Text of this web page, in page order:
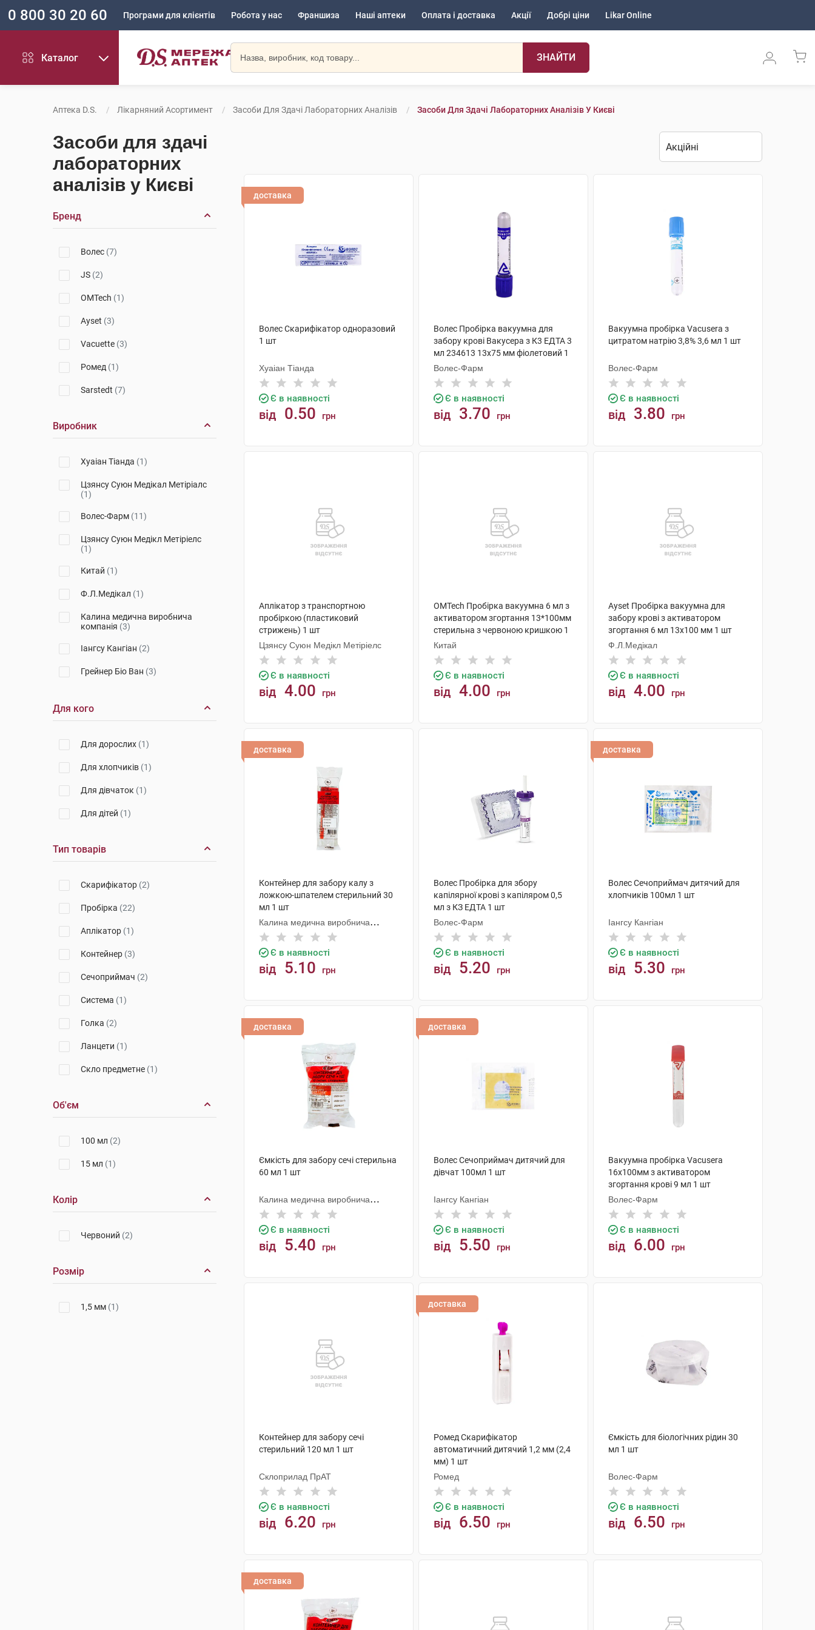
0 800 30 20 60 Програми для клієнтів Робота у нас Франшиза Наші аптеки Оплата і доставка Акції Добрі ціни Likar Online
Каталог ЗНАЙТИ
Аптека D.S. Лікарняний Асортимент Засоби Для Здачі Лабораторних Аналізів Засоби Для Здачі Лабораторних Аналізів У Києві
Засоби для здачі
лабораторних
аналізів у Києві
Бренд
Волес (7)
JS (2)
OMTech (1)
Ayset (3)
Vacuette (3)
Ромед (1)
Sarstedt (7)
Виробник
Хуаіан Тіанда (1)
Цзянсу Суюн Медікал Метіріалс
(1)
Волес-Фарм (11)
Цзянсу Суюн Медікл Метіріелс
(1)
Китай (1)
Ф.Л.Медікал (1)
Калина медична виробнича
компанія (3)
Іангсу Кангіан (2)
Грейнер Біо Ван (3)
Сарстедт (8)
Кабе(5)
ЕсСі-Сенгюс Каунтінг
JS Medical Mate
Для кого
Для дорослих (1)
Для хлопчиків (1)
Для дівчаток (1)
Для дітей (1)
Тип товарів
Скарифікатор (2)
Пробірка (22)
Аплікатор (1)
Контейнер (3)
Сечоприймач (2)
Система (1)
Голка (2)
Ланцети (1)
Скло предметне (1)
Об'єм
100 мл (2)
15 мл (1)
Колір
Червоний (2)
Розмір
1,5 мм (1)
доставка
Волес Скарифікатор одноразовий
1 шт
Хуаіан Тіанда
Є в наявності
від 0.50 грн
Волес Пробірка вакуумна для
забору крові Вакусера з К3 ЕДТА 3
мл 234613 13х75 мм фіолетовий 1
шт
Волес-Фарм
Є в наявності
від 3.70 грн
Вакуумна пробірка Vacusera з
цитратом натрію 3,8% 3,6 мл 1 шт
Волес-Фарм
Є в наявності
від 3.80 грн
Аплікатор з транспортною
пробіркою (пластиковий
стрижень) 1 шт
Цзянсу Суюн Медікл Метіріелс
Є в наявності
від 4.00 грн
OMTech Пробірка вакуумна 6 мл з
активатором згортання 13*100мм
стерильна з червоною кришкою 1
шт
Китай
Є в наявності
від 4.00 грн
Ayset Пробірка вакуумна для
забору крові з активатором
згортання 6 мл 13х100 мм 1 шт
Ф.Л.Медікал
Є в наявності
від 4.00 грн
доставка
Контейнер для забору калу з
ложкою-шпателем стерильний 30
мл 1 шт
Калина медична виробнича
компанія
Є в наявності
від 5.10 грн
Волес Пробірка для збору
капілярної крові з капіляром 0,5
мл з КЗ ЕДТА 1 шт
Волес-Фарм
Є в наявності
від 5.20 грн
доставка
Волес Сечоприймач дитячий для
хлопчиків 100мл 1 шт
Іангсу Кангіан
Є в наявності
від 5.30 грн
доставка
Ємкість для забору сечі стерильна
60 мл 1 шт
Калина медична виробнича
компанія
Є в наявності
від 5.40 грн
доставка
Волес Сечоприймач дитячий для
дівчат 100мл 1 шт
Іангсу Кангіан
Є в наявності
від 5.50 грн
Вакуумна пробірка Vacusera
16х100мм з активатором
згортання крові 9 мл 1 шт
Волес-Фарм
Є в наявності
від 6.00 грн
Контейнер для забору сечі
стерильний 120 мл 1 шт
Склоприлад ПрАТ
Є в наявності
від 6.20 грн
доставка
Ромед Скарифікатор
автоматичний дитячий 1,2 мм (2,4
мм) 1 шт
Ромед
Є в наявності
від 6.50 грн
Ємкість для біологічних рідин 30
мл 1 шт
Волес-Фарм
Є в наявності
від 6.50 грн
доставка